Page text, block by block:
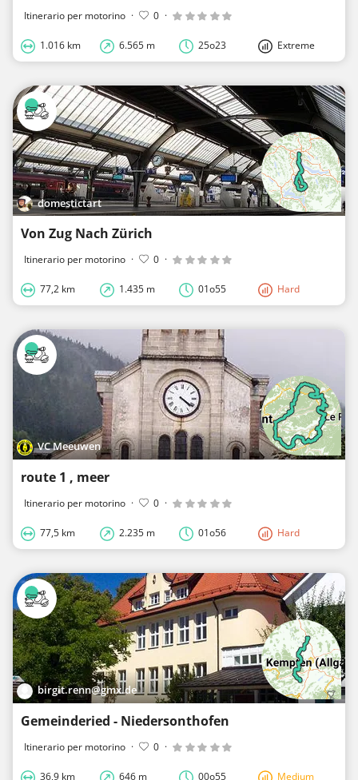
Itinerario per motorino · 0 ·
1.016 km 6.565 m 25o23 Extreme
domestictart
Von Zug Nach Zürich
Itinerario per motorino · 0 ·
77,2 km 1.435 m 01o55 Hard
VC Meeuwen
route 1 , meer
Itinerario per motorino · 0 ·
77,5 km 2.235 m 01o56 Hard
birgit.renn@gmx.de
Gemeinderied - Niedersonthofen
Itinerario per motorino · 0 ·
36,9 km 646 m 00o55 Medium